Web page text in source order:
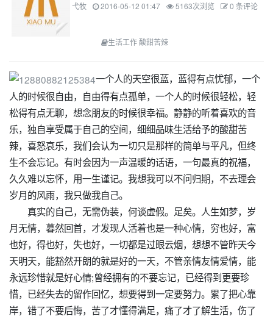
弋牧 2016-05-12 01:47 5163次浏览 0 条评论
生活工作 酸甜苦辣
一个人的天空很蓝，蓝得有点忧郁，一个
人的时候很自由，自由得有点孤单，一个人的时候很轻松，轻
松得有点无聊，想念朋友的时候很幸福。静静的听着喜欢的音
乐，独自享受属于自己的空间，细细品味生活给予的酸甜苦
辣，喜怒哀乐，我们会认为一切只是那样的简单与平凡，但终
生不会忘记。有时会因为一声温暖的话语，一句最真的祝福，
久久难以忘怀，用一生谨记。我想我可以不问归期，不去理会
岁月的风雨，我只做我自己。
真实的自己，无需伪装，何谈虚假。足矣。人生如梦，岁
月无情，暮然回首，才发现人活着也是一种心情，穷也好，富
也好，得也好，失也好，一切都是过眼云烟，想想不管昨天今
天明天，能豁然开朗的就是好的一天，不管亲情友情爱情，能
永远珍惜就是好心情;曾经拥有的不要忘记，已经得到更要珍
惜，已经失去的留作回忆，想要得到一定要努力。累了把心靠
岸，错了不要后悔，苦了才懂得满足，痛了才了解生活，伤了